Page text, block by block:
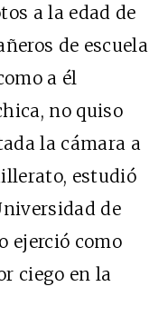
a la edad de
de escuela
a él
no quiso
la cámara a
estudió
de
ejerció como
ciego en la